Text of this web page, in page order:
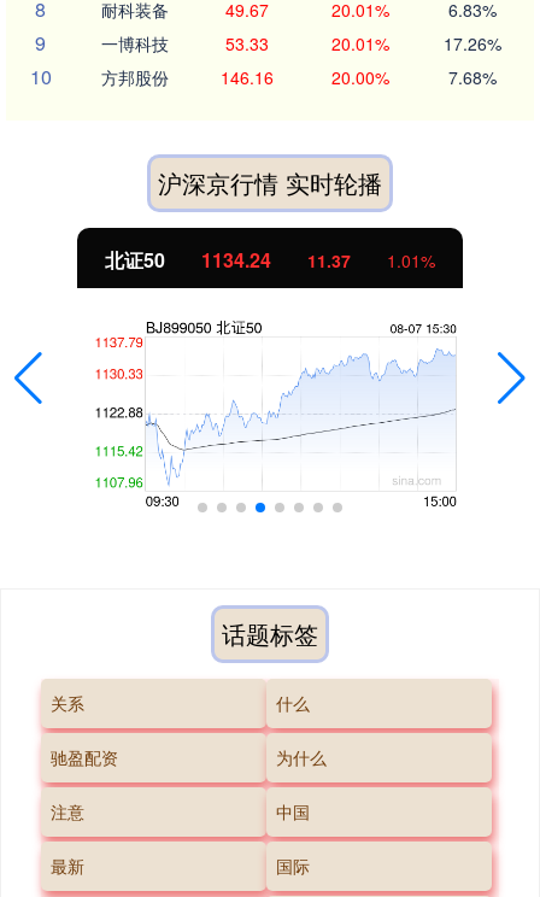
8 耐科装备 49.67 20.01% 6.83%
9 一博科技 53.33 20.01% 17.26%
10 方邦股份 146.16 20.00% 7.68%
沪深京行情 实时轮播
北证50 1134.24 11.37 1.01%
话题标签
关系 什么
驰盈配资 为什么
注意 中国
最新 国际